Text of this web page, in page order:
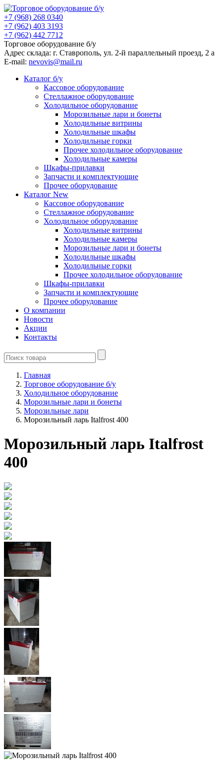
+7 (968) 268 0340
+7 (962) 403 3193
+7 (962) 442 7712
Торговое оборудование б/у
Адрес склада: г. Ставрополь, ул. 2-й параллельный проезд, 2 a
E-mail: nevovis@mail.ru
Каталог б/у
Кассовое оборудование
Стеллажное оборудование
Холодильное оборудование
Морозильные лари и бонеты
Холодильные витрины
Холодильные шкафы
Холодильные горки
Прочее холодильное оборудование
Холодильные камеры
Шкафы-прилавки
Запчасти и комплектующие
Прочее оборудование
Каталог New
Кассовое оборудование
Стеллажное оборудование
Холодильное оборудование
Холодильные витрины
Холодильные камеры
Морозильные лари и бонеты
Холодильные шкафы
Холодильные горки
Прочее холодильное оборудование
Шкафы-прилавки
Запчасти и комплектующие
Прочее оборудование
О компании
Новости
Акции
Контакты
Главная
Торговое оборудование б/у
Холодильное оборудование
Морозильные лари и бонеты
Морозильные лари
Морозильный ларь Italfrost 400
Морозильный ларь Italfrost
400